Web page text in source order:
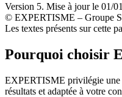
Version 5. Mise à jour le 01/
© EXPERTISME – Groupe
Les textes présents sur cette
Pourquoi choisir
EXPERTISME privilégie une
résultats et adaptée à votre